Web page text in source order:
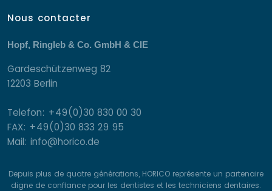
Nous contacter
Hopf, Ringleb & Co. GmbH & CIE
Gardeschützenweg 82
12203 Berlin
Telefon: +49(0)30 830 00 30
FAX: +49(0)30 833 29 95
Mail: info@horico.de
Depuis plus de quatre générations, HORICO représente un partenaire
digne de confiance pour les dentistes et les techniciens dentaires.